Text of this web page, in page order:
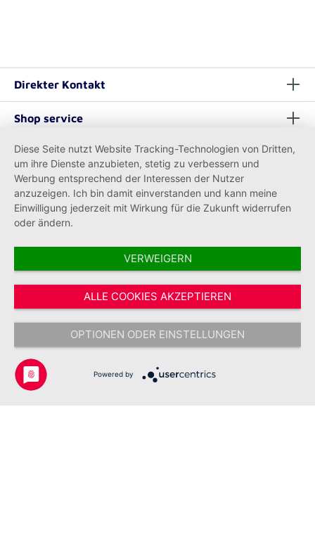
Direkter Kontakt
Shop service
Informationen
Vertrag widerrufen
* Alle Preise inkl. gesetzl. Mehrwertsteuer zzgl.Versandkostenund ggf.
Nachnahmegebühren, wenn nicht anders angegeben.
Copyright © 2026 Johanniter-Unfall-Hilfe e.V. - Alle Rechte
vorbehalten.
Diese Seite nutzt Website Tracking-Technologien von Dritten,
um ihre Dienste anzubieten, stetig zu verbessern und
Werbung entsprechend der Interessen der Nutzer
anzuzeigen. Ich bin damit einverstanden und kann meine
Einwilligung jederzeit mit Wirkung für die Zukunft widerrufen
oder ändern.
VERWEIGERN
ALLE COOKIES AKZEPTIEREN
OPTIONEN ODER EINSTELLUNGEN
Powered by